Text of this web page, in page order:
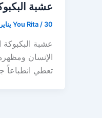
عشبة
You Rita/ 30 يناير، 2023
عشبة البكبوكة
الإنسان
تعطي